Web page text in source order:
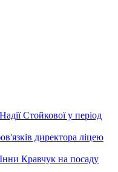
Стойкової у період
директора ліцею
Кравчук на посаду